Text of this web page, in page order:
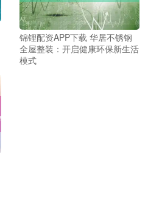
锦锂配资APP下载 华居不锈钢
全屋整装：开启健康环保新生活
模式